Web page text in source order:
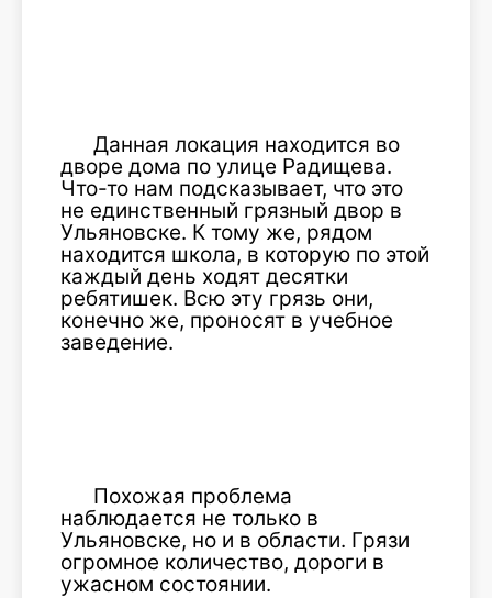
Данная локация находится во
дворе дома по улице Радищева.
Что-то нам подсказывает, что это
не единственный грязный двор в
Ульяновске. К тому же, рядом
находится школа, в которую по этой
каждый день ходят десятки
ребятишек. Всю эту грязь они,
конечно же, проносят в учебное
заведение.
Похожая проблема
наблюдается не только в
Ульяновске, но и в области. Грязи
огромное количество, дороги в
ужасном состоянии.